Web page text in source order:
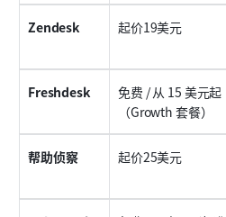
Zendesk 起价19美元
Freshdesk
免费 / 从 15 美元起
（Growth 套餐）
帮助侦察 起价25美元